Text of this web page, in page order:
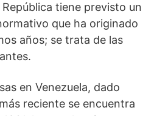
k
d
I
n
i
t
s
A
p
p
e
g
r
tiene previsto un
que ha originado
años; se trata de las
en Venezuela, dado
reciente se encuentra